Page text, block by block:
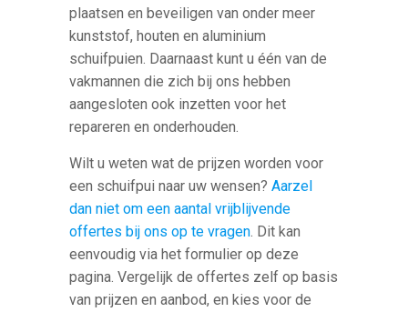
plaatsen en beveiligen van onder meer
kunststof, houten en aluminium
schuifpuien. Daarnaast kunt u één van de
vakmannen die zich bij ons hebben
aangesloten ook inzetten voor het
repareren en onderhouden.
Wilt u weten wat de prijzen worden voor
een schuifpui naar uw wensen?Aarzel
dan niet om een aantal vrijblijvende
offertes bij ons op te vragen. Dit kan
eenvoudig via het formulier op deze
pagina. Vergelijk de offertes zelf op basis
van prijzen en aanbod, en kies voor de